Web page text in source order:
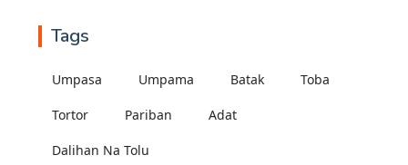
Tags
Umpasa Umpama Batak Toba
Tortor Pariban Adat
Dalihan Na Tolu